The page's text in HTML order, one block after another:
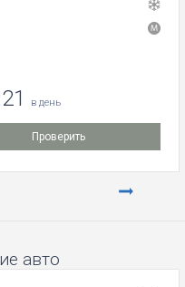
в день
Проверить
авто